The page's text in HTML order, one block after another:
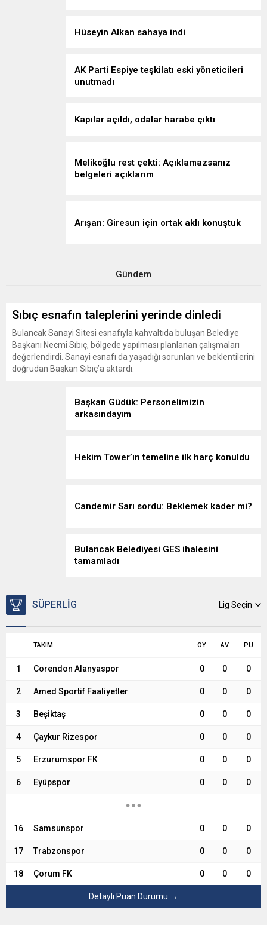
Hüseyin Alkan sahaya indi
AK Parti Espiye teşkilatı eski yöneticileri
unutmadı
Kapılar açıldı, odalar harabe çıktı
Melikoğlu rest çekti: Açıklamazsanız
belgeleri açıklarım
Arışan: Giresun için ortak aklı konuştuk
Gündem
Sıbıç esnafın taleplerini yerinde dinledi
Bulancak Sanayi Sitesi esnafıyla kahvaltıda buluşan Belediye
Başkanı Necmi Sıbıç, bölgede yapılması planlanan çalışmaları
değerlendirdi. Sanayi esnafı da yaşadığı sorunları ve beklentilerini
doğrudan Başkan Sıbıç’a aktardı.
Başkan Güdük: Personelimizin
arkasındayım
Hekim Tower’ın temeline ilk harç konuldu
Candemir Sarı sordu: Beklemek kader mi?
Bulancak Belediyesi GES ihalesini
tamamladı
SÜPERLIG Lig Seçin
TAKIM OY AV PU
1 Corendon Alanyaspor 0 0 0
2 Amed Sportif Faaliyetler 0 0 0
3 Beşiktaş 0 0 0
4 Çaykur Rizespor 0 0 0
5 Erzurumspor FK 0 0 0
6 Eyüpspor 0 0 0
16 Samsunspor 0 0 0
17 Trabzonspor 0 0 0
18 Çorum FK 0 0 0
Detaylı Puan Durumu →